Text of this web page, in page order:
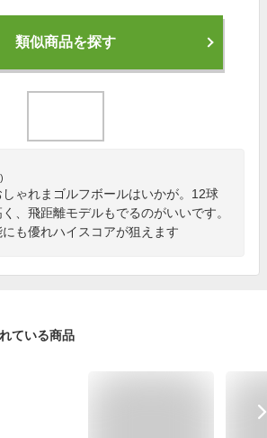
類似商品を探す
ゃれまゴルフボールはいかが。12球
、飛距離モデルもでるのがいいです。
も優れハイスコアが狙えます
ている商品